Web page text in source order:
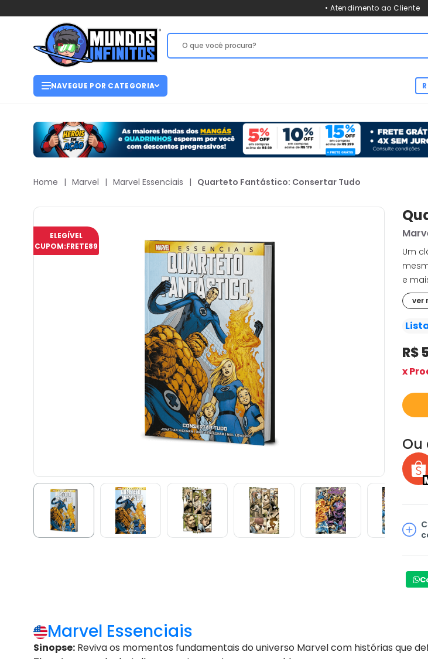
• Atendimento ao Cliente
NAVEGUE POR CATEGORIA
Home | Marvel | Marvel Essenciais | Quarteto Fantástico: Consertar Tudo
ELEGÍVEL
CUPOM:FRETE89
Um
e
um
ver
R$
x
Marvel Essenciais
Sinopse: Reviva os momentos fundamentais do universo Marvel com histórias que